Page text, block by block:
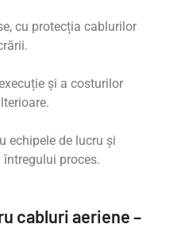
cu protecția cablurilor
și a costurilor
echipele de lucru și
proces.
cabluri aeriene –